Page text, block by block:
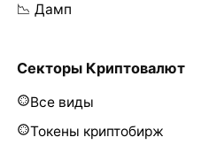
📉 Дамп
Секторы Криптовалют
Все виды
Токены криптобирж